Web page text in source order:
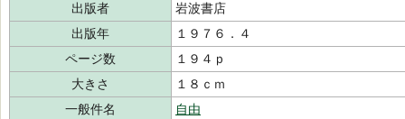
出版者
岩波書店
出版年
１９７６．４
ページ数
１９４ｐ
大きさ
１８ｃｍ
一般件名
自由